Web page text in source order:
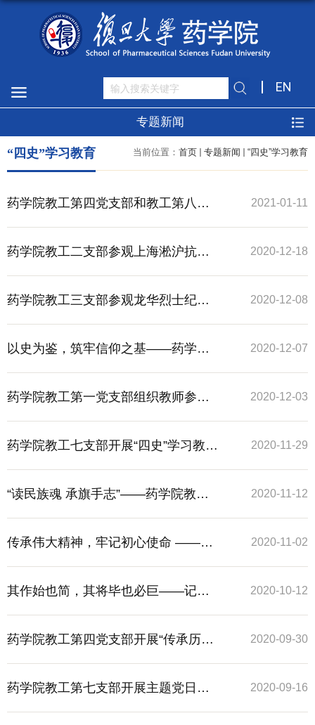
EN
专题新闻
当前位置： 首页 专题新闻 “四史”学习教育
“四史”学习教育
药学院教工第四党支部和教工第八党
支部联合开展专题党课
2021-01-11
药学院教工二支部参观上海淞沪抗战
纪念馆
2020-12-18
药学院教工三支部参观龙华烈士纪念
馆
2020-12-08
以史为鉴，筑牢信仰之基——药学院
教工第五党支部开展“四史”学习教育主
题党日活动
2020-12-07
药学院教工第一党支部组织教师参观
周公馆
2020-12-03
药学院教工七支部开展“四史”学习教育
主题党日活动
2020-11-29
“读民族魂 承旗手志”——药学院教工
第四党支部开展“四史”学习教育主题党
日活动
2020-11-12
传承伟大精神，牢记初心使命 ——记
药学院教工第五党支部主题党日活动
2020-11-02
其作始也简，其将毕也必巨——记药
学院教工第五党支部学习《习近平谈
治国理政》第三卷主题党日活动
2020-10-12
药学院教工第四党支部开展“传承历史
记忆、弘扬爱国情怀”主题党日活动
2020-09-30
药学院教工第七支部开展主题党日活 2020-09-16